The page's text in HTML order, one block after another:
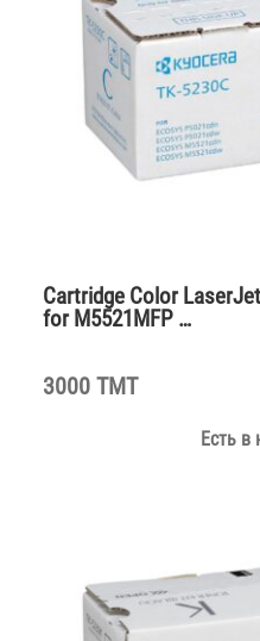
Cartridge Color
for M5521MFP …
3000 TMT
Есть в